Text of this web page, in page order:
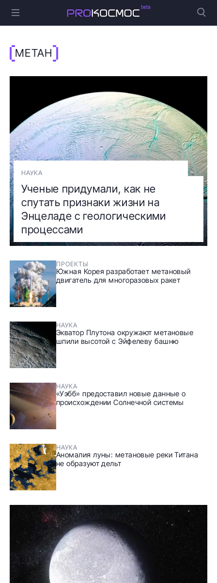
МЕТАН
НАУКА
Ученые придумали, как не
спутать признаки жизни на
Энцеладе с геологическими
процессами
ПРОЕКТЫ
Южная Корея разработает метановый
двигатель для многоразовых ракет
НАУКА
Экватор Плутона окружают метановые
шпили высотой с Эйфелеву башню
НАУКА
«Уэбб» предоставил новые данные о
происхождении Солнечной системы
НАУКА
Аномалия луны: метановые реки Титана
не образуют дельт